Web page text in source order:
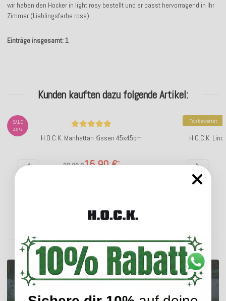
wir haben den Hocker in light rosy bestellt und er passt hervorragend in Ihr
Zimmer (Lieblingsfarbe rosa)
Einträge insgesamt: 1
Kunden kauften dazu folgende Artikel:
SALE
49%
H.O.C.K. Manhattan Kissen 45x45cm
15,90 €*
30,99 €
Lieferzeit: ca. 2-4 Werktage
Top bewertet
H.O.C.K.
ENTDECKEN SIE UNSER SORTIMENT